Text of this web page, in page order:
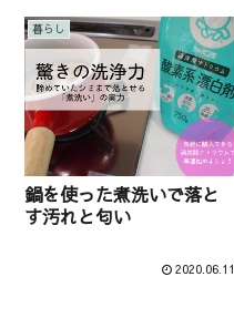
暮らし
鍋を使った煮洗いで落と
す汚れと匂い
2020.06.11